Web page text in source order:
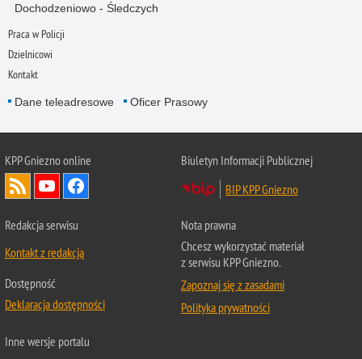
Dochodzeniowo - Śledczych
Praca w Policji
Dzielnicowi
Kontakt
Dane teleadresowe Oficer Prasowy
KPP Gniezno online
Biuletyn Informacji Publicznej
BIP KPP Gniezno
Redakcja serwisu
Kontakt z redakcją
Dostępność
Deklaracja dostępności
Nota prawna
Chcesz wykorzystać materiał
z serwisu KPP Gniezno.
Zapoznaj się z zasadami
Polityka prywatności
Inne wersje portalu